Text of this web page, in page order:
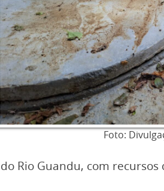
Foto:
Rio Guandu, com